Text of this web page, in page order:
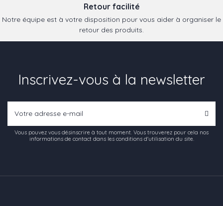
Retour facilité
Notre équipe est à votre disposition pour vous aider à organiser le
retour des produits.
Inscrivez-vous à la newsletter
Vous pouvez vous désinscrire à tout moment. Vous trouverez pour cela nos
informations de contact dans les conditions d'utilisation du site.